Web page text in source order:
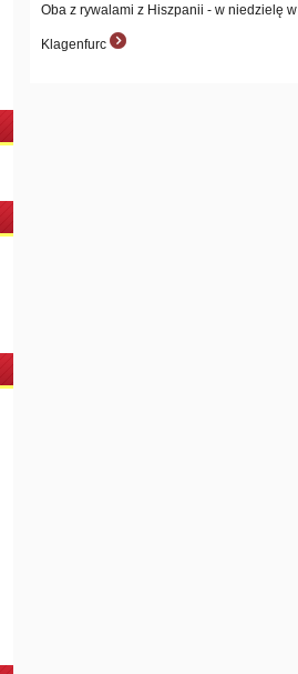
Oba z rywalami z Hiszpanii - w niedzielę w
Klagenfurc